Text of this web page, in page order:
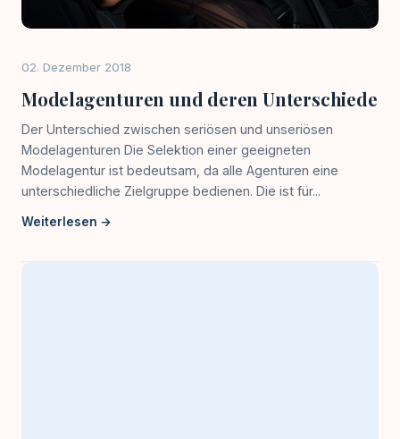
02. Dezember 2018
Modelagenturen und deren Unterschiede
Der Unterschied zwischen seriösen und unseriösen
Modelagenturen Die Selektion einer geeigneten
Modelagentur ist bedeutsam, da alle Agenturen eine
unterschiedliche Zielgruppe bedienen. Die ist für...
Weiterlesen →